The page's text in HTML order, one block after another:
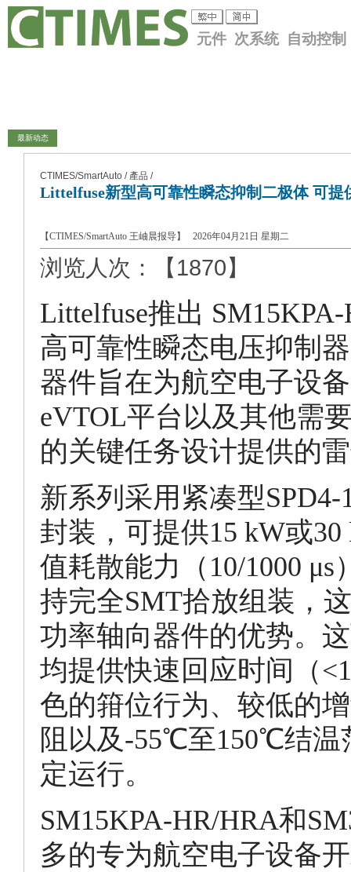
元件 次系统 自动控制
最新动态
CTIMES/SmartAuto / 產品 /
Littelfuse新型高可靠性瞬态抑制二极体 可提
【CTIMES/SmartAuto 王岫晨报导】 2026年04月21日 星期二
浏览人次：【1870】
Littelfuse推出
高可靠性瞬态电压抑制
器件旨在为航空电子设
eVTOL平台以及其他需
的关键任务设计提供的
新系列采用紧凑型SPD4-
封装，可提供15 kW或
值耗散能力（10/1000 μs
持完全SMT拾放组装，
功率轴向器件的优势。
均提供快速回应时间（
色的箝位行为、较低的
阻以及-55℃至150℃结温
定运行。
SM15KPA-HR/HRA和
多的专为航空电子设备